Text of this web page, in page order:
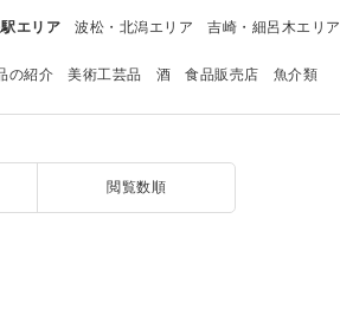
エリア 波松・北潟エリア 吉崎・細呂木エリア
の紹介 美術工芸品 酒 食品販売店 魚介類
閲覧数順